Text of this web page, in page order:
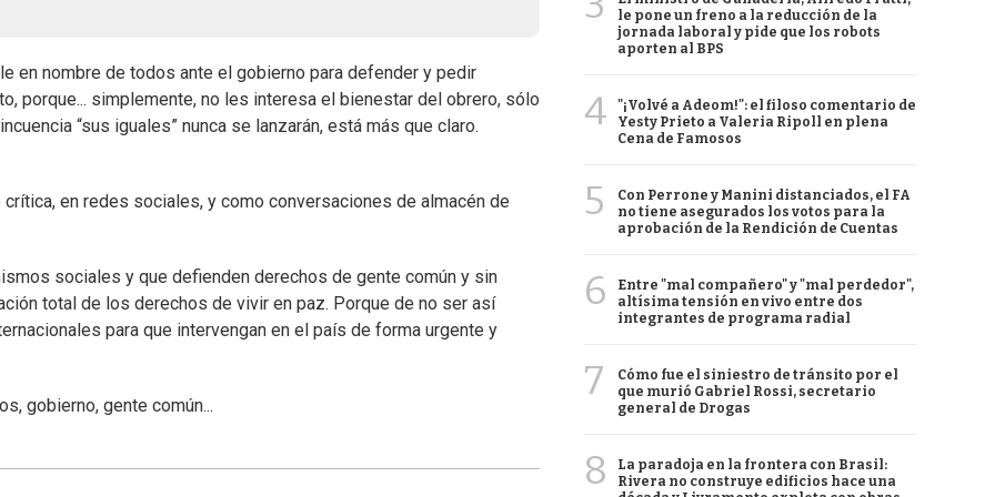
en nombre de todos ante el gobierno para defender y pedir
porque... simplemente, no les interesa el bienestar del obrero, sólo
“sus iguales” nunca se lanzarán, está más que claro.
en redes sociales, y como conversaciones de almacén de
sociales y que defienden derechos de gente común y sin
total de los derechos de vivir en paz. Porque de no ser así
para que intervengan en el país de forma urgente y
gobierno, gente común...
le pone un freno a la reducción de la
jornada laboral y pide que los robots
aporten al BPS
4
"¡Volvé a Adeom!": el filoso comentario de
Yesty Prieto a Valeria Ripoll en plena
Cena de Famosos
5
Con Perrone y Manini distanciados, el FA
no tiene asegurados los votos para la
aprobación de la Rendición de Cuentas
6
Entre "mal compañero" y "mal perdedor",
altísima tensión en vivo entre dos
integrantes de programa radial
7
Cómo fue el siniestro de tránsito por el
que murió Gabriel Rossi, secretario
general de Drogas
8
La paradoja en la frontera con Brasil:
Rivera no construye edificios hace una